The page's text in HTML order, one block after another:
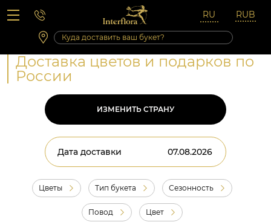
Вопросы-ответы
Сб 10:00 ‐ 14:00
Выходные и праздничные дни
Доставка цветов и подарков по
России
ИЗМЕНИТЬ СТРАНУ
Дата доставки
Цветы Тип букета Сезонность
Повод Цвет